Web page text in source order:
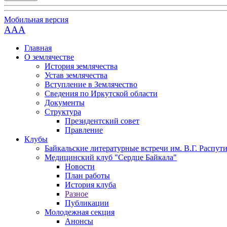
Мобильная версия
AAA
Главная
О землячестве
История землячества
Устав землячества
Вступление в Землячество
Сведения по Иркутской области
Документы
Структура
Президентский совет
Правление
Клубы
Байкальские литературные встречи им. В.Г.
Медицинский клуб "Сердце Байкала"
Новости
План работы
История клуба
Разное
Публикации
Молодежная секция
Анонсы